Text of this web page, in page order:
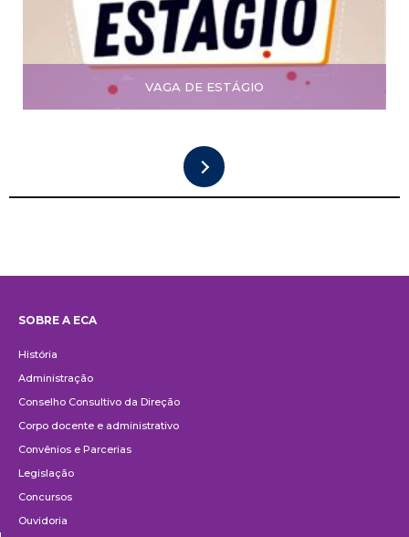
VAGA DE ESTÁGIO
SOBRE A ECA
História
Administração
Conselho Consultivo da Direção
Corpo docente e administrativo
Convênios e Parcerias
Legislação
Concursos
Ouvidoria